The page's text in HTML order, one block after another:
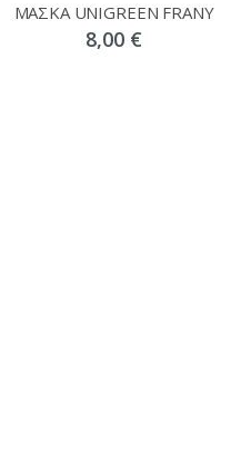
ΜΑΣΚΑ UNIGREEN FRANY
8,00 €